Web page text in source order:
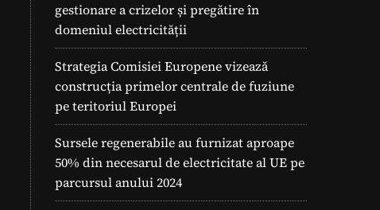
gestionare a crizelor și pregătire în
domeniul electricității
Strategia Comisiei Europene vizează
construcția primelor centrale de fuziune
pe teritoriul Europei
Sursele regenerabile au furnizat aproape
50% din necesarul de electricitate al UE pe
parcursul anului 2024